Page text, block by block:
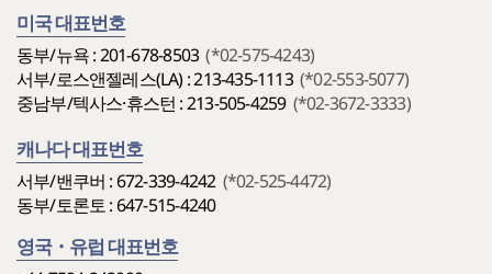
미국 대표번호
동부/뉴욕 : 201-678-8503 (*02-575-4243)
서부/로스앤젤레스(LA) : 213-435-1113 (*02-553-5077)
중남부/텍사스·휴스턴 : 213-505-4259 (*02-3672-3333)
캐나다 대표번호
서부/밴쿠버 : 672-339-4242 (*02-525-4472)
동부/토론토 : 647-515-4240
영국・유럽 대표번호